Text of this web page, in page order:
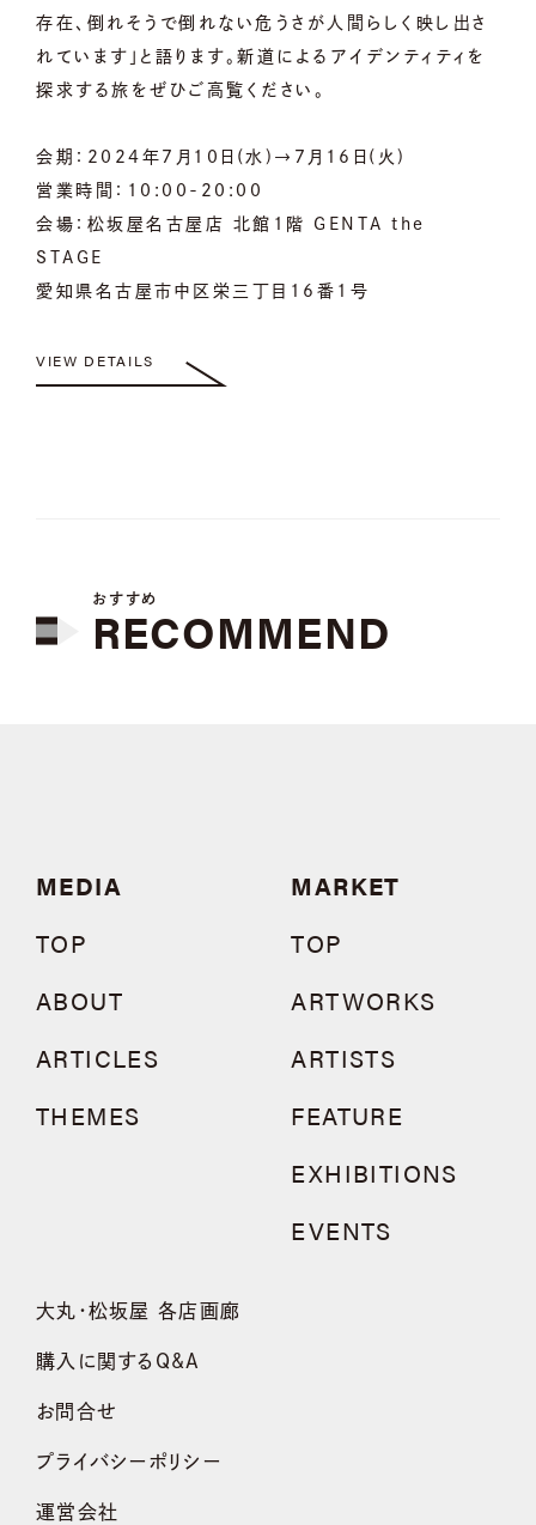
存在、倒れそうで倒れない危うさが人間らしく映し出さ
れています」と語ります。新道によるアイデンティティを
探求する旅をぜひご高覧ください。
会期：2024年7月10日(水)→7月16日(火)
営業時間：10:00-20:00
会場：松坂屋名古屋店 北館1階 GENTA the
STAGE
愛知県名古屋市中区栄三丁目16番1号
VIEW DETAILS
おすすめ
RECOMMEND
MEDIA
TOP
ABOUT
ARTICLES
THEMES
MARKET
TOP
ARTWORKS
ARTISTS
FEATURE
EXHIBITIONS
EVENTS
大丸・松坂屋 各店画廊
購入に関するQ&A
お問合せ
プライバシーポリシー
運営会社